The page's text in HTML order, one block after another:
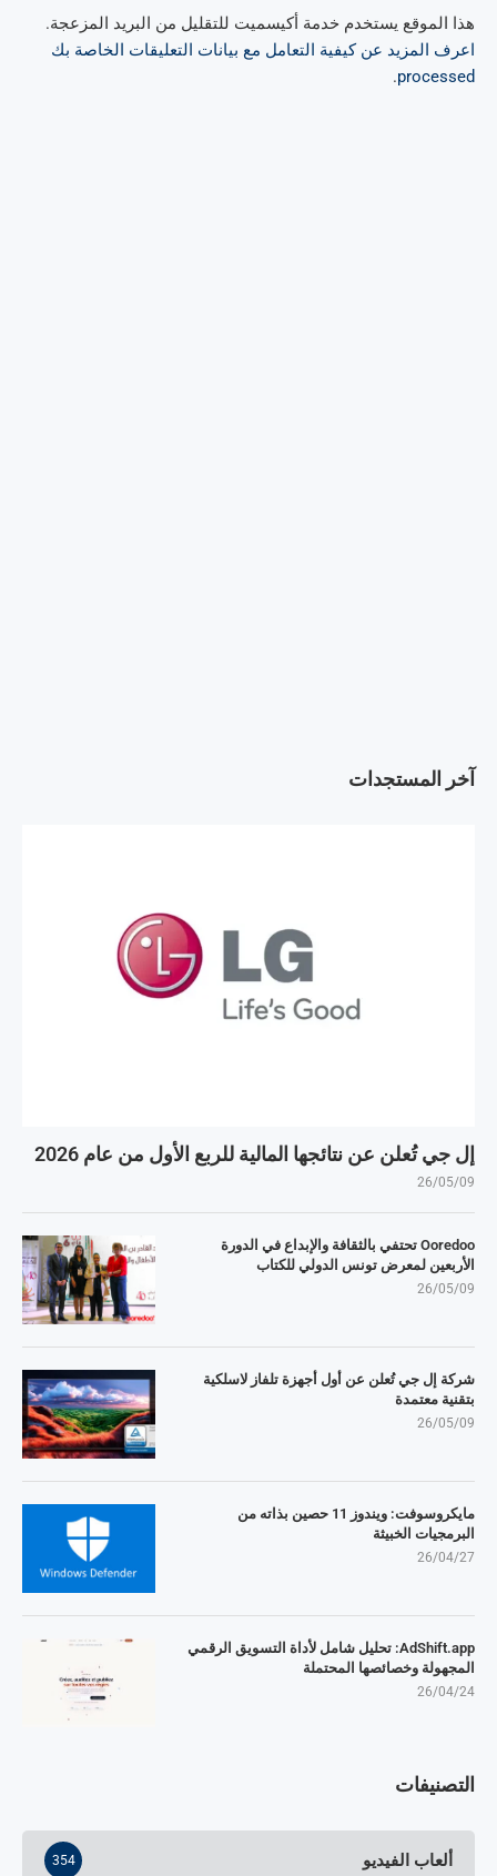
هذا الموقع يستخدم خدمة أكيسميت للتقليل من البريد المزعجة.
اعرف المزيد عن كيفية التعامل مع بيانات التعليقات الخاصة بك
processed
.
آخر المستجدات
إل جي تُعلن عن نتائجها المالية للربع الأول من عام 2026
26/05/09
Ooredoo تحتفي بالثقافة والإبداع في الدورة
الأربعين لمعرض تونس الدولي للكتاب
26/05/09
شركة إل جي تُعلن عن أول أجهزة تلفاز لاسلكية
بتقنية معتمدة
26/05/09
مايكروسوفت: ويندوز 11 حصين بذاته من
البرمجيات الخبيثة
26/04/27
AdShift.app: تحليل شامل لأداة التسويق الرقمي
المجهولة وخصائصها المحتملة
26/04/24
التصنيفات
ألعاب الفيديو 354